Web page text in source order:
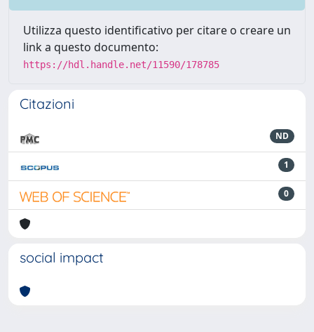
Utilizza questo identificativo per citare o creare un
link a questo documento:
https://hdl.handle.net/11590/178785
Citazioni
ND
1
0
social impact